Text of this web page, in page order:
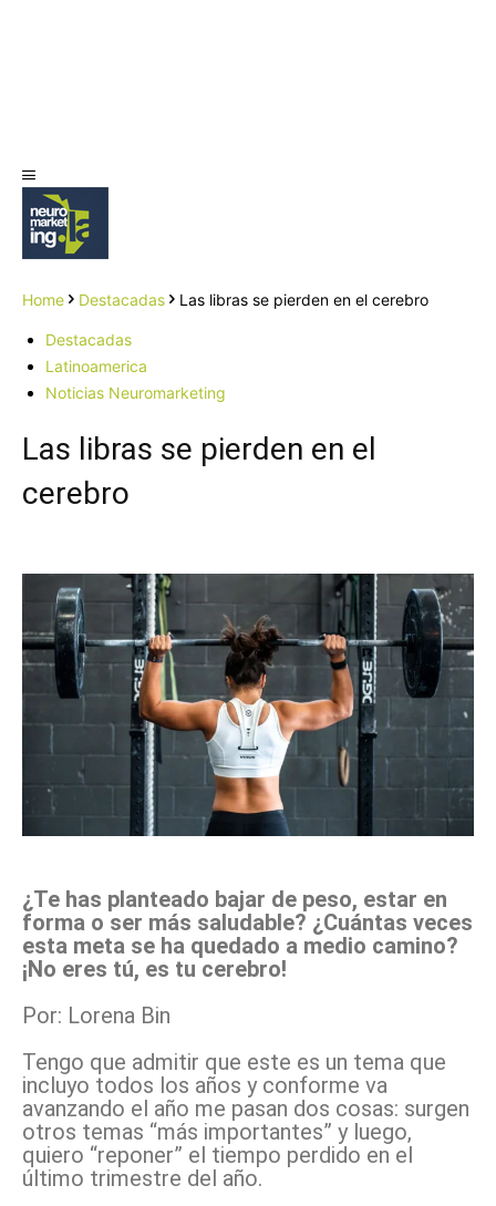
Home Destacadas Las libras se pierden en el cerebro
Destacadas
Latinoamerica
Noticias Neuromarketing
Las libras se pierden en el
cerebro
¿Te has planteado bajar de peso, estar en
forma o ser más saludable? ¿Cuántas veces
esta meta se ha quedado a medio camino?
¡No eres tú, es tu cerebro!
Por: Lorena Bin
Tengo que admitir que este es un tema que
incluyo todos los años y conforme va
avanzando el año me pasan dos cosas: surgen
otros temas “más importantes” y luego,
quiero “reponer” el tiempo perdido en el
último trimestre del año.